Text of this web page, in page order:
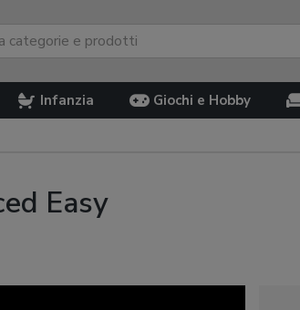
Infanzia Giochi e Hobby
Easy